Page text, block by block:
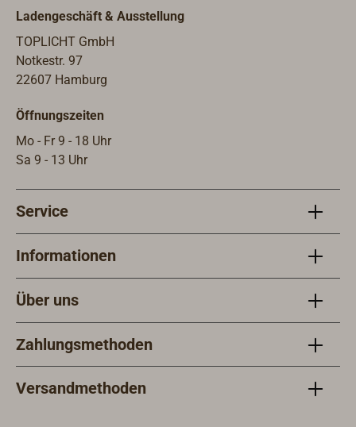
entsprechend der Angaben des
Lackherstellers zugegeben werden.
Die Lagerung sollte kühl, aber
frostfrei erfolgen. Das Gebinde ist
verschließen.Sicherheitshinweise:
Das Produkt ist leicht entzündlich
und gesundheitsschädlich bei
Einatmen. Bei der Verarbeitung ist
Aerosolbildung vermeiden und
Zündquellen fernhalten. Technische
ÖlalkydharzlackeUntergrund:
abhängig vom verwendeten
LacksystemErgiebigkeit: abhängig
vom Lacktyp und gewünschter
ViskositätTrocknungszeiten:
Ladengeschäft & Ausstellung
TOPLICHT GmbH
Notkestr. 97
22607 Hamburg
Öffnungszeiten
Mo - Fr 9 - 18 Uhr
Sa 9 - 13 Uhr
Service
Informationen
Über uns
Zahlungsmethoden
Versandmethoden